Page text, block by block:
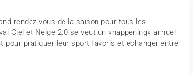
rendez-vous de la saison pour tous les
Ciel et Neige 2.0 se veut un «happening» annuel
pour pratiquer leur sport favoris et échanger entre